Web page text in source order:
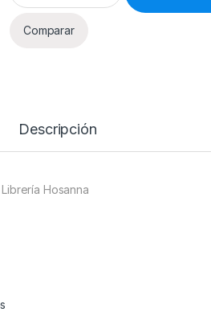
Comparar
Descripción
Hosanna